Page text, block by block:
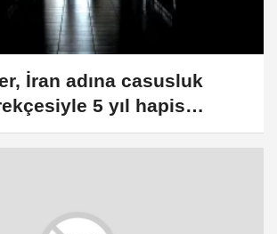
İran adına casusluk
5 yıl hapis